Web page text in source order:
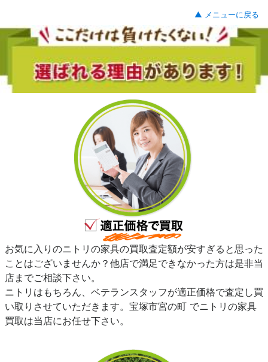
▲ メニューに戻る
お気に入りのニトリの家具の買取査定額が安すぎると思った
ことはございませんか？他店で満足できなかった方は是非当
店までご相談下さい。
ニトリはもちろん、ベテランスタッフが適正価格で査定し買
い取りさせていただきます。宝塚市宮の町 でニトリの家具
買取は当店にお任せ下さい。